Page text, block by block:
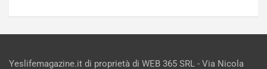
Yeslifemagazine.it di proprietà di WEB 365 SRL - Via Nicola